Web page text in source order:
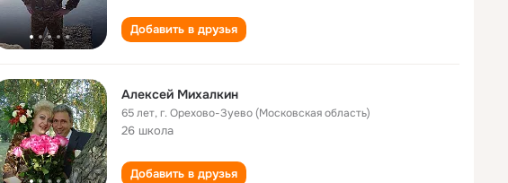
Добавить в друзья
Алексей Михалкин
65 лет,г. Орехово-Зуево (Московская область)
26 школа
Добавить в друзья